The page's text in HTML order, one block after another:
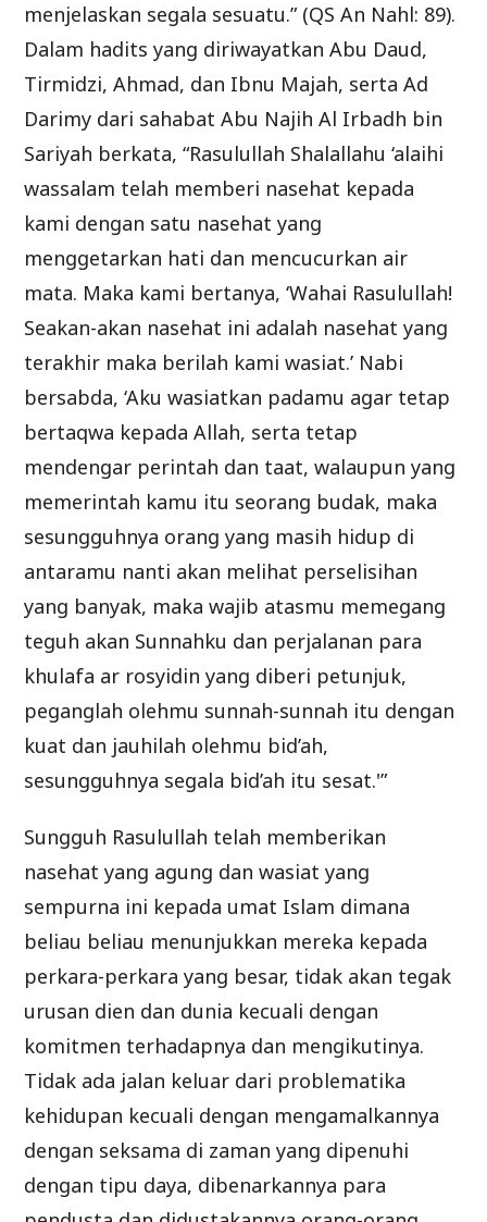
menjelaskan segala sesuatu.” (QS An Nahl: 89).
Dalam hadits yang diriwayatkan Abu Daud,
Tirmidzi, Ahmad, dan Ibnu Majah, serta Ad
Darimy dari sahabat Abu Najih Al Irbadh bin
Sariyah berkata, “Rasulullah Shalallahu ‘alaihi
wassalam telah memberi nasehat kepada
kami dengan satu nasehat yang
menggetarkan hati dan mencucurkan air
mata. Maka kami bertanya, ‘Wahai Rasulullah!
Seakan-akan nasehat ini adalah nasehat yang
terakhir maka berilah kami wasiat.’ Nabi
bersabda, ‘Aku wasiatkan padamu agar tetap
bertaqwa kepada Allah, serta tetap
mendengar perintah dan taat, walaupun yang
memerintah kamu itu seorang budak, maka
sesungguhnya orang yang masih hidup di
antaramu nanti akan melihat perselisihan
yang banyak, maka wajib atasmu memegang
teguh akan Sunnahku dan perjalanan para
khulafa ar rosyidin yang diberi petunjuk,
peganglah olehmu sunnah-sunnah itu dengan
kuat dan jauhilah olehmu bid’ah,
sesungguhnya segala bid’ah itu sesat.'”
Sungguh Rasulullah telah memberikan
nasehat yang agung dan wasiat yang
sempurna ini kepada umat Islam dimana
beliau beliau menunjukkan mereka kepada
perkara-perkara yang besar, tidak akan tegak
urusan dien dan dunia kecuali dengan
komitmen terhadapnya dan mengikutinya.
Tidak ada jalan keluar dari problematika
kehidupan kecuali dengan mengamalkannya
dengan seksama di zaman yang dipenuhi
dengan tipu daya, dibenarkannya para